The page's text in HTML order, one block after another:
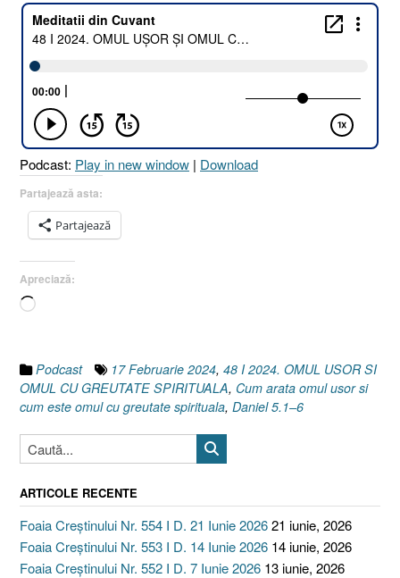
2024.
OMUL
UȘOR
GREUTATE
SPIRITUALĂ
[Daniel
Podcast: Play in new window | Download
Partajează asta:
Partajează
Apreciază:
Încarc...
Podcast 17 Februarie 2024, 48 I 2024. OMUL USOR SI
OMUL CU GREUTATE SPIRITUALA, Cum arata omul usor si
cum este omul cu greutate spirituala, Daniel 5.1–6
ARTICOLE RECENTE
Foaia Creștinului Nr. 554 I D. 21 Iunie 202621 iunie, 2026
Foaia Creștinului Nr. 553 I D. 14 Iunie 2026 14 iunie, 2026
Foaia Creștinului Nr. 552 I D. 7 Iunie 2026 13 iunie, 2026